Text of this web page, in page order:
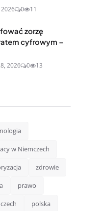
2026 0 11
zorzę
cyfrowym –
2026 0 13
w Niemczech
zdrowie
prawo
polska